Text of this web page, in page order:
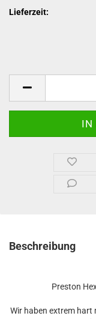
Lieferzeit:
Beschreibung
Preston
Wir haben extrem hart